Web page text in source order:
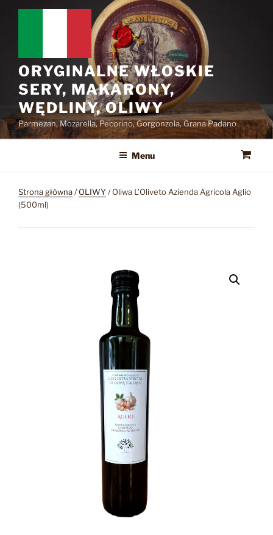
Przejdź
ORYGINALNE WŁOSKIE
SERY, MAKARONY,
WĘDLINY, OLIWY
Parmezan, Mozarella, Pecorino, Gorgonzola, Grana Padano
Menu
Strona główna/OLIWY / Oliwa L’Oliveto Azienda Agricola Aglio
(500ml)